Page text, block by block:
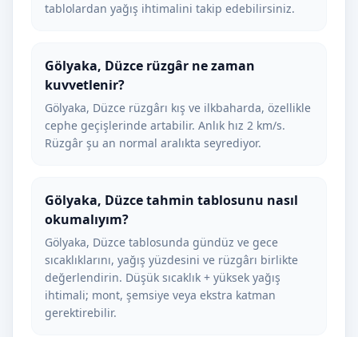
tablolardan yağış ihtimalini takip edebilirsiniz.
Gölyaka, Düzce rüzgâr ne zaman
kuvvetlenir?
Gölyaka, Düzce rüzgârı kış ve ilkbaharda, özellikle
cephe geçişlerinde artabilir. Anlık hız 2 km/s.
Rüzgâr şu an normal aralıkta seyrediyor.
Gölyaka, Düzce tahmin tablosunu nasıl
okumalıyım?
Gölyaka, Düzce tablosunda gündüz ve gece
sıcaklıklarını, yağış yüzdesini ve rüzgârı birlikte
değerlendirin. Düşük sıcaklık + yüksek yağış
ihtimali; mont, şemsiye veya ekstra katman
gerektirebilir.